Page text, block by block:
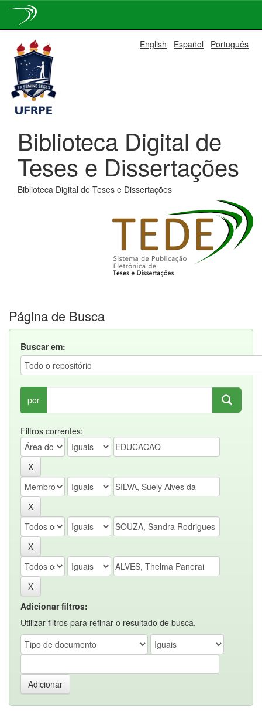
navigation
English Español Português
Biblioteca Digital de
Teses e Dissertações
Biblioteca Digital de Teses e Dissertações
Página de Busca
Buscar em:
por
Filtros correntes:
Adicionar filtros:
Utilizar filtros para refinar o resultado de busca.